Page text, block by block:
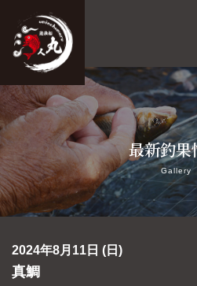
ホーム
システムご案内
最新釣果情報
船舶概要
最新釣果
Gallery
2024年8月11日 (日)
真鯛